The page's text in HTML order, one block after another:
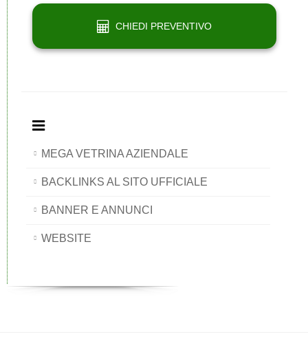
CHIEDI PREVENTIVO
MEGA VETRINA AZIENDALE
BACKLINKS AL SITO UFFICIALE
BANNER E ANNUNCI
WEBSITE